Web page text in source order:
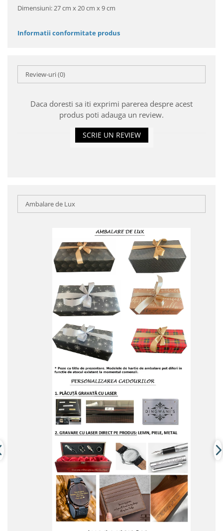
Dimensiuni: 27 cm x 20 cm x 9 cm
Informatii conformitate produs
Review-uri(0)
Daca doresti sa iti exprimi parerea despre acest
produs poti adauga un review.
SCRIE UN REVIEW
Ambalare de Lux